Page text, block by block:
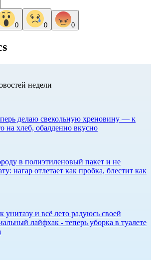
0 0 0
недели
делаю свекольную хреновину — к
на хлеб, обалденно вкусно
в полиэтиленовый пакет и не
нагар отлетает как пробка, блестит как
унитазу и всё лето радуюсь своей
лайфхак - теперь уборка в туалете